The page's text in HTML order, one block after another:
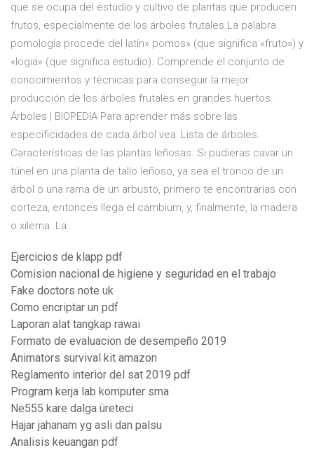
que se ocupa del estudio y cultivo de plantas que producen
frutos, especialmente de los árboles frutales.La palabra
pomología procede del latín» pomos» (que significa «fruto») y
«logia» (que significa estudio). Comprende el conjunto de
conocimientos y técnicas para conseguir la mejor
producción de los árboles frutales en grandes huertos.
Árboles | BIOPEDIA Para aprender más sobre las
especificidades de cada árbol vea: Lista de árboles.
Características de las plantas leñosas. Si pudieras cavar un
túnel en una planta de tallo leñoso, ya sea el tronco de un
árbol o una rama de un arbusto, primero te encontrarías con
corteza, entonces llega el cambium, y, finalmente, la madera
o xilema. La
Ejercicios de klapp pdf
Comision nacional de higiene y seguridad en el trabajo
Fake doctors note uk
Como encriptar un pdf
Laporan alat tangkap rawai
Formato de evaluacion de desempeño 2019
Animators survival kit amazon
Reglamento interior del sat 2019 pdf
Program kerja lab komputer sma
Ne555 kare dalga üreteci
Hajar jahanam yg asli dan palsu
Analisis keuangan pdf